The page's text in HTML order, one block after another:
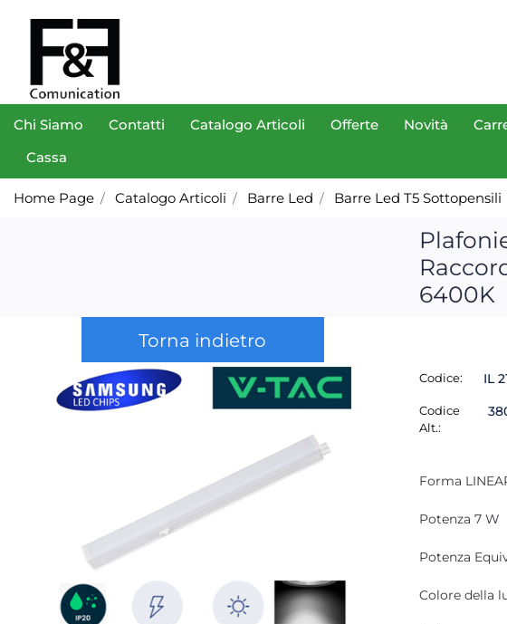
Chi Siamo Contatti Catalogo Articoli Offerte Novità
Cassa
Home Page Catalogo Articoli Barre Led Barre Led T5 Sottopensili
Torna indietro
6400K
Codice: IL
Codice
Alt.:
Forma
Potenza 7 W
Potenza
Colore della